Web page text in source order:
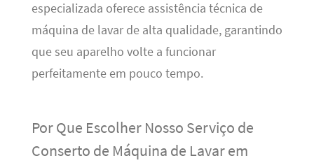
especializada oferece assistência técnica de
máquina de lavar de alta qualidade, garantindo
que seu aparelho volte a funcionar
perfeitamente em pouco tempo.
Por Que Escolher Nosso Serviço de
Conserto de Máquina de Lavar em